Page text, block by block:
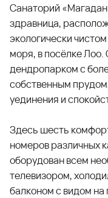
Санаторий
здравница,
экологически
моря, в посёлке
дендропарком с
собственным
уединения и
Здесь шесть
номеров различных
оборудован всем
телевизором,
балконом с видом на